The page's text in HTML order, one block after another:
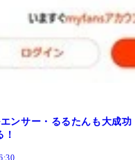
エンサー・るるたんも大成